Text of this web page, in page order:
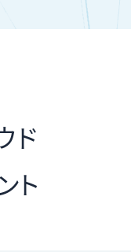
ド
ト